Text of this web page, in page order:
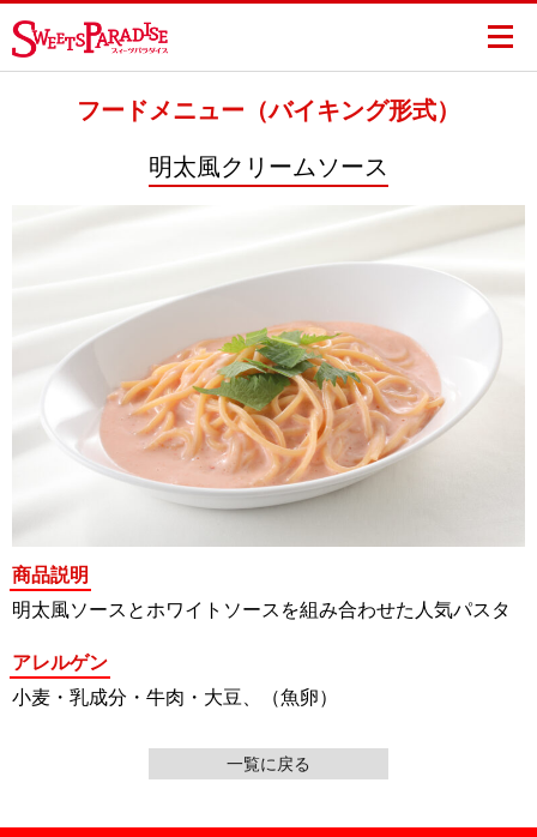
フードメニュー（バイキング形式）
明太風クリームソース
商品説明
明太風ソースとホワイトソースを組み合わせた人気パスタ
アレルゲン
小麦・乳成分・牛肉・大豆、（魚卵）
一覧に戻る